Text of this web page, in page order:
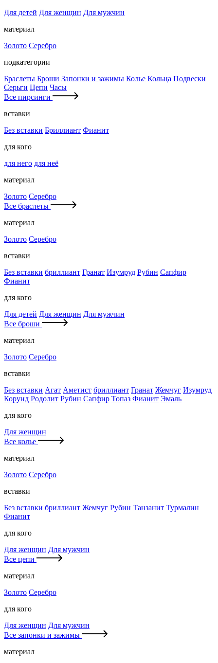
Для детей Для женщин Для мужчин
материал
Золото Серебро
подкатегории
Браслеты Броши Запонки и зажимы Колье Кольца Подвески
Серьги Цепи Часы
Все пирсинги
вставки
Без вставки Бриллиант Фианит
для кого
для него для неё
материал
Золото Серебро
Все браслеты
материал
Золото Серебро
вставки
Без вставки бриллиант Гранат Изумруд Рубин Сапфир
Фианит
для кого
Для детей Для женщин Для мужчин
Все броши
материал
Золото Серебро
вставки
Без вставки Агат Аметист бриллиант Гранат Жемчуг Изумруд
Корунд Родолит Рубин Сапфир Топаз Фианит Эмаль
для кого
Для женщин
Все колье
материал
Золото Серебро
вставки
Без вставки бриллиант Жемчуг Рубин Танзанит Турмалин
Фианит
для кого
Для женщин Для мужчин
Все цепи
материал
Золото Серебро
для кого
Для женщин Для мужчин
Все запонки и зажимы
материал